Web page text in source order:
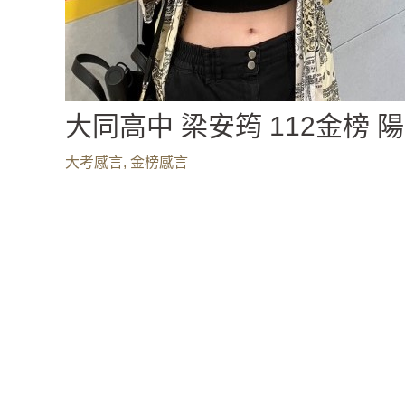
大同高中 梁安筠 112金榜
大考感言, 金榜感言